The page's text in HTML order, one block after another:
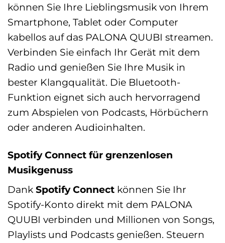
können Sie Ihre Lieblingsmusik von Ihrem
Smartphone, Tablet oder Computer
kabellos auf das PALONA QUUBI streamen.
Verbinden Sie einfach Ihr Gerät mit dem
Radio und genießen Sie Ihre Musik in
bester Klangqualität. Die Bluetooth-
Funktion eignet sich auch hervorragend
zum Abspielen von Podcasts, Hörbüchern
oder anderen Audioinhalten.
Spotify Connect für grenzenlosen
Musikgenuss
Dank Spotify Connect können Sie Ihr
Spotify-Konto direkt mit dem PALONA
QUUBI verbinden und Millionen von Songs,
Playlists und Podcasts genießen. Steuern